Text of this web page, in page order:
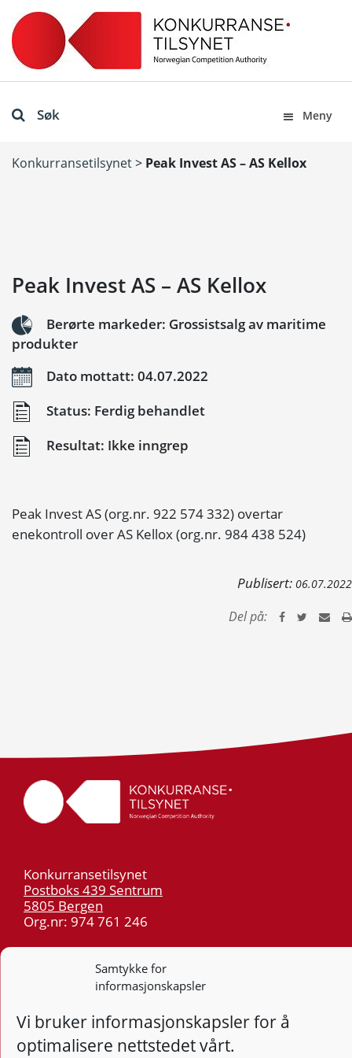
Samtykke for
informasjonskapsler
Vi bruker informasjonskapsler for å
optimalisere nettstedet vårt.
Søk Meny
Konkurransetilsynet> Peak Invest AS – AS Kellox
Peak Invest AS – AS Kellox
Berørte markeder: Grossistsalg av maritime
produkter
Dato mottatt: 04.07.2022
Status: Ferdig behandlet
Resultat: Ikke inngrep
Peak Invest AS (org.nr. 922 574 332) overtar
enekontroll over AS Kellox (org.nr. 984 438 524)
Publisert: 06.07.2022
Del på:
Konkurransetilsynet
Postboks 439 Sentrum
5805 Bergen
Org.nr: 974 761 246
55 59 75 00
post@kt.no